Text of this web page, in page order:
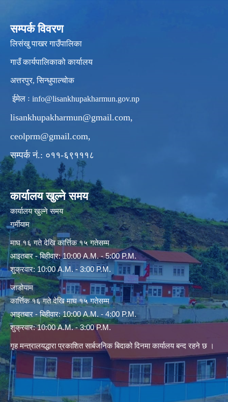
सम्पर्क विवरण
लिसंखु पाखर गाउँपालिका
गाउँ कार्यपालिकाको कार्यालय
अत्तरपुर, सिन्धुपाल्चोक
ईमेल ः info@lisankhupakharmun.gov.np
lisankhupakharmun@gmail.com,
ceolprm@gmail.com,
सम्पर्क नं.: ०११-६९१११८
कार्यालय खुल्ने समय
कार्यालय खुल्ने समय
गर्मीयाम
माघ १६ गते देखि कार्त्तिक १५ गतेसम्म
आइतबार - बिहीवार: 10:00 A.M. - 5:00 P.M.
शुक्रवार: 10:00 A.M. - 3:00 P.M.
जाडोयाम
कार्त्तिक १६ गते देखि माघ १५ गतेसम्म
आइतबार - बिहीवार: 10:00 A.M. - 4:00 P.M.
शुक्रवार: 10:00 A.M. - 3:00 P.M.
गृह मन्त्रालयद्धारा प्रकाशित सार्बजनिक बिदाको दिनमा कार्यालय बन्द रहने छ ।